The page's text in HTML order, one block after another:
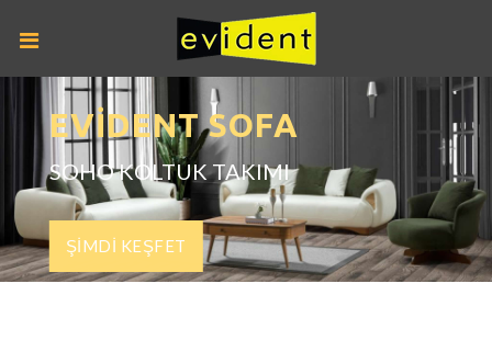
EVIDENT SOFA
SOHO KOLTUK TAKIMI
ŞİMDİ KEŞFET